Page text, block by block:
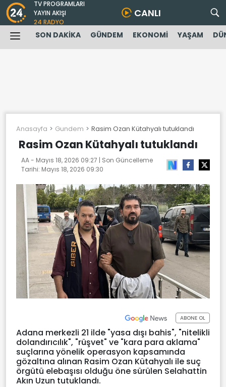
TV PROGRAMLARI
YAYIN AKIŞI
24 RADYO
CANLI
SON DAKİKA GÜNDEM EKONOMİ YAŞAM
Anasayfa Gundem Rasim Ozan Kütahyalı tutuklandı
Rasim Ozan Kütahyalı tutuklandı
AA - Mayıs 18, 2026 09:27 | Son Güncelleme
Tarihi: Mayıs 18, 2026 09:30
ABONE OL
Adana merkezli 21 ilde "yasa dışı bahis", "nitelikli
dolandırıcılık", "rüşvet" ve "kara para aklama"
suçlarına yönelik operasyon kapsamında
gözaltına alınan Rasim Ozan Kütahyalı ile suç
örgütü elebaşısı olduğu öne sürülen Selahattin
Akın Uzun tutuklandı.